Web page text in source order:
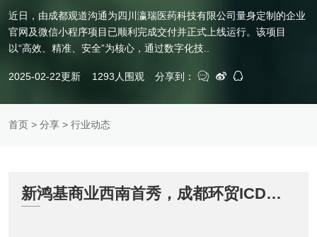
近日，由成都观道沟通为四川瀛瑞医药科技有限公司量身定制的企业
官网及微信小程序项目已顺利完成交付并正式上线运行。该项目
以“高效、精准、安全”为核心，通过数字化技..
2025-02-22更新 1293人围观 分享到：
首页 > 分享 > 行业动态
新鸿基商业西南首秀，成都环贸ICD亮相攀成钢 ..